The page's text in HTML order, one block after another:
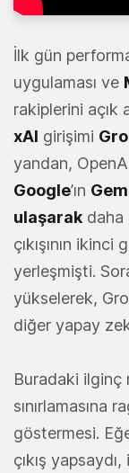
İlk gün
uygulaması ve
rakiplerini açık
xAI girişimi
yandan,
Google’ın
ulaşarak daha
çıkışının
yerleşmişti.
yükselerek,
diğer yapay
Buradaki ilginç
sınırlamasına
göstermesi.
çıkış